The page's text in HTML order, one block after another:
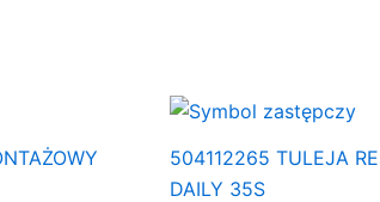
504112265 TULEJA
DAILY 35S